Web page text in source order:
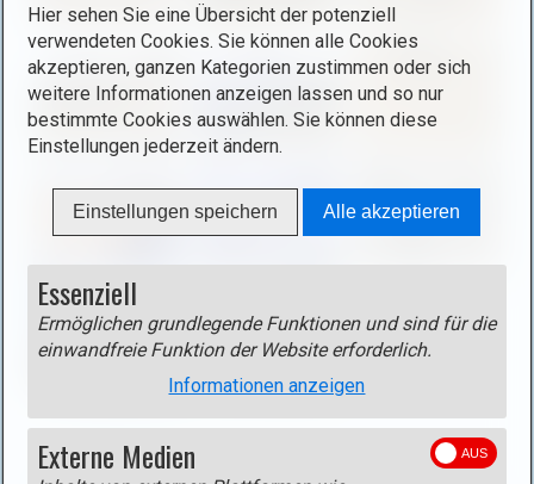
g
e
i
n
l
h
o
x
.
e
n
(
o
p
e
n
i
m
a
e
i
n
l
Track
Hier sehen Sie eine Übersicht der potenziell
verwendeten Cookies. Sie können alle Cookies
akzeptieren, ganzen Kategorien zustimmen oder sich
weitere Informationen anzeigen lassen und so nur
bestimmte Cookies auswählen. Sie können diese
Einstellungen jederzeit ändern.
Einstellungen speichern Alle akzeptieren
Essenziell
Ermöglichen grundlegende Funktionen und sind für die
einwandfreie Funktion der Website erforderlich.
Informationen anzeigen
Externe Medien